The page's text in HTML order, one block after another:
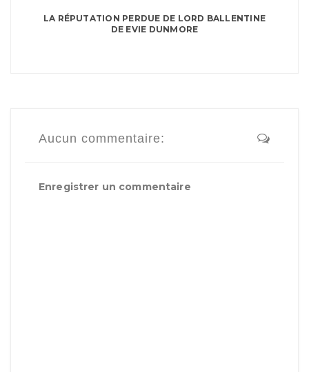
LA RÉPUTATION PERDUE DE LORD BALLENTINE
DE EVIE DUNMORE
Aucun commentaire:
Enregistrer un commentaire